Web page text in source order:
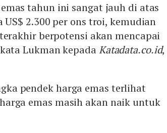
tahun ini sangat jauh di atas
2.300 per ons troi, kemudian
berpotensi akan mencapai
Lukman kepadaKatadata.co.id,
pendek harga emas terlihat
emas masih akan naik untuk